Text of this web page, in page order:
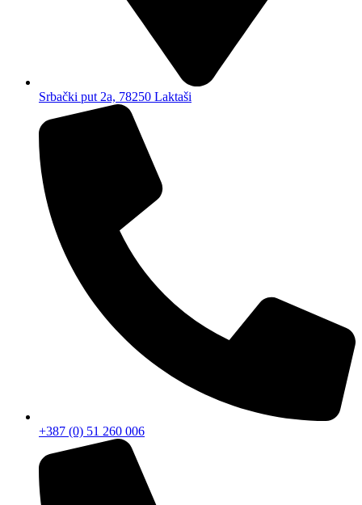
Srbački put 2a, 78250 Laktaši
+387 (0) 51 260 006